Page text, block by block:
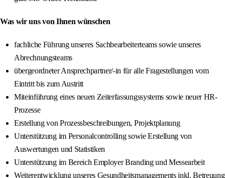
Was wir uns von Ihnen wünschen
fachliche Führung unseres Sachbearbeiterteams sowie unseres
Abrechnungsteams
übergeordneter Ansprechpartner/-in für alle Fragestellungen vom
Eintritt bis zum Austritt
Miteinführung eines neuen Zeiterfassungssystems sowie neuer HR-
Prozesse
Erstellung von Prozessbeschreibungen, Projektplanung
Unterstützung im Personalcontrolling sowie Erstellung von
Auswertungen und Statistiken
Unterstützung im Bereich Employer Branding und Messearbeit
Weiterentwicklung unseres Gesundheitsmanagements inkl. Betreuung